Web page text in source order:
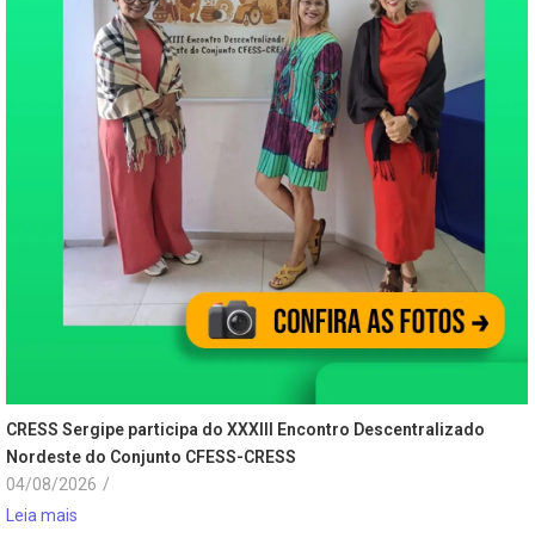
CRESS Sergipe participa do XXXIII Encontro Descentralizado
Nordeste do Conjunto CFESS-CRESS
04/08/2026 /
Leia mais